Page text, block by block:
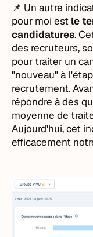
📌 Un autre
pour moi est le
candidatures.
des recruteurs,
pour traiter un
"nouveau" à
recrutement.
répondre à des
moyenne de
Aujourd'hui, cet
efficacement